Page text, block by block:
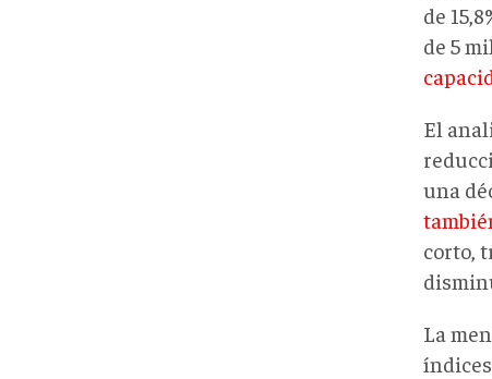
de
de 5
El
una
corto,
La